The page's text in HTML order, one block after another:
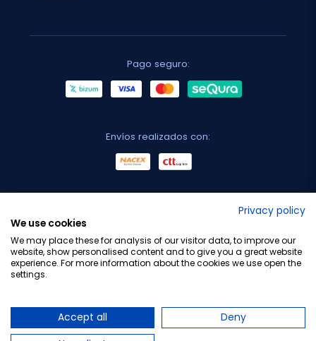
Pago seguro:
Envíos realizados con:
Privacy policy
We use cookies
We may place these for analysis of our visitor data, to improve our
website, show personalised content and to give you a great website
experience. For more information about the cookies we use open the
settings.
Accept all
Deny